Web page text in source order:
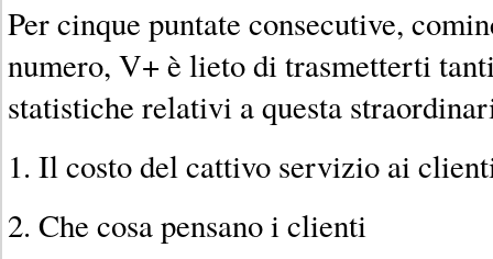
Per cinque puntate consecutive,
numero, V+ è lieto di trasmetterti
statistiche relativi a questa
1. Il costo del cattivo servizio ai
2. Che cosa pensano i clienti